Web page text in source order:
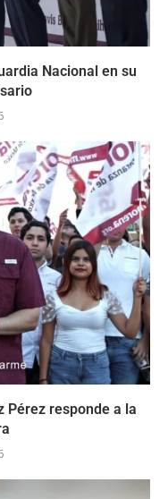
Nacional en su
Pérez responde a la